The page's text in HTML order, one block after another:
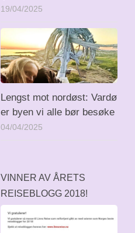
19/04/2025
Lengst mot nordøst: Vardø
er byen vi alle bør besøke
04/04/2025
VINNER AV ÅRETS
REISEBLOGG 2018!